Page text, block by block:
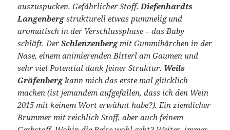
auszuspucken. Gefährlicher Stoff. Diefenhardts
Langenbergstrukturell etwas pummelig und
aromatisch in der Verschlussphase – das Baby
schläft. DerSchlenzenbergmit Gummibärchen in der
Nase, einem animierenden Bitterl am Gaumen und
sehr viel Potential dank feiner Struktur. Weils
Gräfenbergkann mich das erste mal glücklich
machen (ist jemandem aufgefallen, dass ich den Wein
2015 mit keinem Wort erwähnt habe?). Ein ziemlicher
Brummer mit reichlich Stoff, aber auch feinem